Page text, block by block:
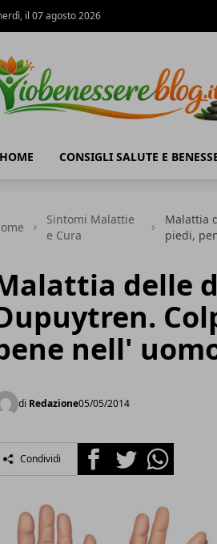
il 07 agosto 2026
HOME CONSIGLI SALUTE E
Sintomi Malattie
e Cura
Malattia
piedi,
delle
nell'
di Redazione05/05/2014
Condividi FacebookTwitterWhatsapp